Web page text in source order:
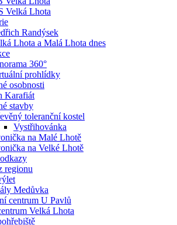
Velká Lhota
Randýsek
Lhota a Malá Lhota dnes
360°
prohlídky
osobnosti
Karafiát
stavby
toleranční kostel
Vystřihovánka
na Malé Lhotě
na Velké Lhotě
regionu
Medůvka
centrum U Pavlů
Velká Lhota